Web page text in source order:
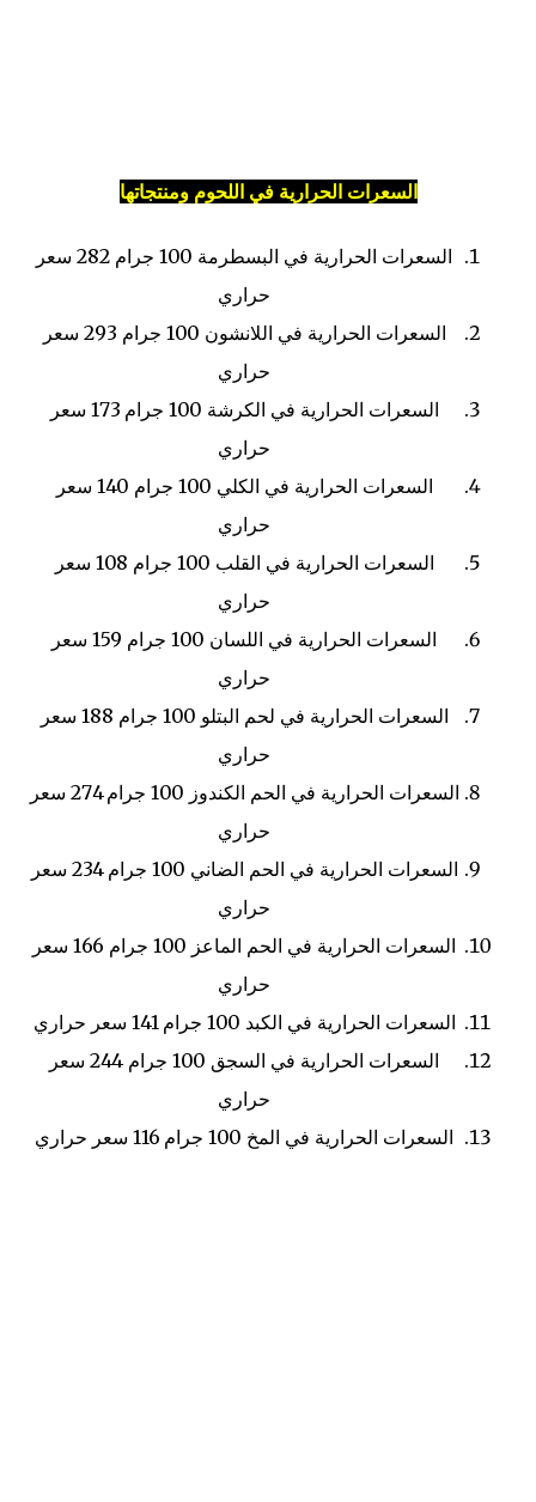
السعرات الحرارية في اللحوم ومنتجاتها
السعرات الحرارية في البسطرمة 100 جرام
282 سعر
حراري
السعرات الحرارية في اللانشون 100 جرام
293 سعر
حراري
السعرات الحرارية في الكرشة 100 جرام
173 سعر
حراري
السعرات الحرارية في الكلي 100 جرام
140 سعر
حراري
السعرات الحرارية في القلب 100 جرام
108 سعر
حراري
السعرات الحرارية في اللسان 100 جرام
159 سعر
حراري
السعرات الحرارية في لحم البتلو 100 جرام
188 سعر
حراري
السعرات الحرارية في الحم الكندوز
100 جرام
274 سعر
حراري
السعرات الحرارية في الحم الضاني 100 جرام
234 سعر
حراري
السعرات الحرارية في الحم الماعز
100 جرام
166 سعر
حراري
السعرات الحرارية في الكبد 100 جرام
141 سعر حراري
السعرات الحرارية في السجق 100 جرام
244 سعر
حراري
السعرات الحرارية في المخ 100 جرام 116 سعر حراري